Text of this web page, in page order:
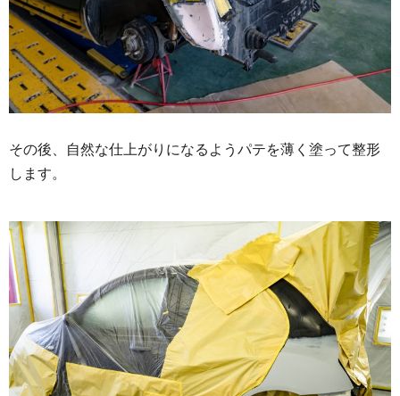
その後、自然な仕上がりになるようパテを薄く塗って整形
します。